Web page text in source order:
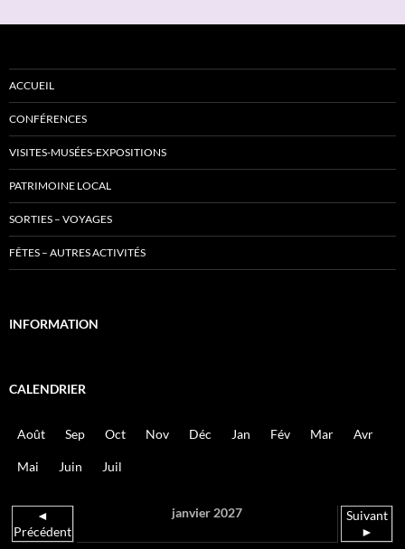
ACCUEIL
CONFÉRENCES
VISITES-MUSÉES-EXPOSITIONS
PATRIMOINE LOCAL
SORTIES – VOYAGES
FÊTES – AUTRES ACTIVITÉS
INFORMATION
CALENDRIER
Août Sep Oct Nov Déc Jan Fév Mar Avr
Mai Juin Juil
◄
Précédent
janvier 2027
Suivant
►